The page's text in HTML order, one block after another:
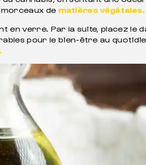
de matières végétales.
verre. Par la suite, placez le
pour le bien-être au